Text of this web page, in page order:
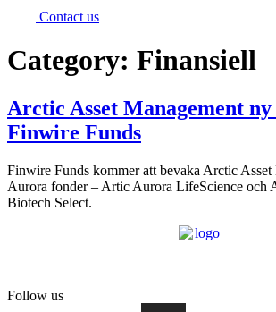
Contact us
Category: Finansiell
Arctic Asset Management
Finwire Funds
Finwire Funds kommer att bevaka Arctic Asset
Aurora fonder – Artic Aurora LifeScience och
Biotech Select.
Follow us